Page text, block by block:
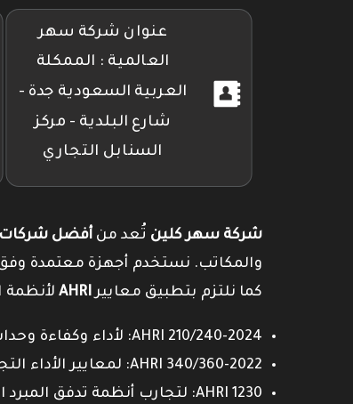
عنوان شركة سهر
العالمية : الممكلة
العربية السعودية جدة -
شارع البلدية - مركز
السنابل التجاري
شركة سهر كلين تُعد من أفضل شركات
والمكاتب. نستخدم أجهزة معتمدة
كما نلتزم بتطبيق معاييرAHRI لأنظمة
AHRI 210/240-2024: لأداء وكفاءة وحدات التكييف السكنية.
AHRI 340/360-2022: لمعايير الأداء التجاري والصناعي.
AHRI 1230: لتجارب أنظمة تدفق المبرد المتغير (VRF).